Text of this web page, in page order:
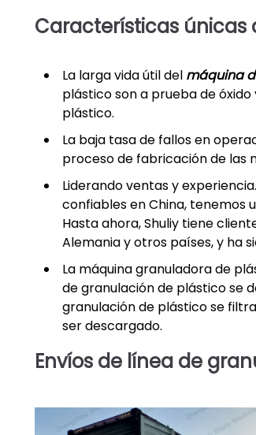
Características únicas
La larga vida útil del máquina
plástico son a prueba de
plástico.
La baja tasa de fallos en
proceso de fabricación de las
Liderando ventas y
confiables en China, tenemos
Hasta ahora, Shuliy tiene
Alemania y otros países, y ha
La máquina granuladora de
de granulación de plástico se
granulación de plástico se
ser descargado.
Envíos de línea de